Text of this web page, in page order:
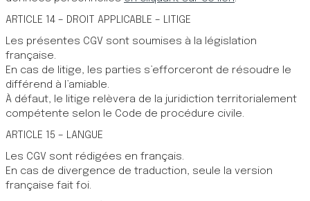
ARTICLE 14 – DROIT APPLICABLE – LITIGE
Les présentes CGV sont soumises à la législation
française.
En cas de litige, les parties s’efforceront de résoudre le
différend à l’amiable.
À défaut, le litige relèvera de la juridiction territorialement
compétente selon le Code de procédure civile.
ARTICLE 15 – LANGUE
Les CGV sont rédigées en français.
En cas de divergence de traduction, seule la version
française fait foi.